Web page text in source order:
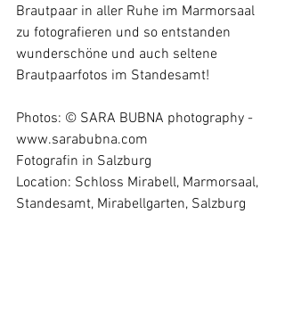
Brautpaar in aller Ruhe im Marmorsaal
zu fotografieren und so entstanden
wunderschöne und auch seltene
Brautpaarfotos im Standesamt!
Photos: © SARA BUBNA photography -
www.sarabubna.com
Fotografin in Salzburg
Location: Schloss Mirabell, Marmorsaal,
Standesamt, Mirabellgarten, Salzburg